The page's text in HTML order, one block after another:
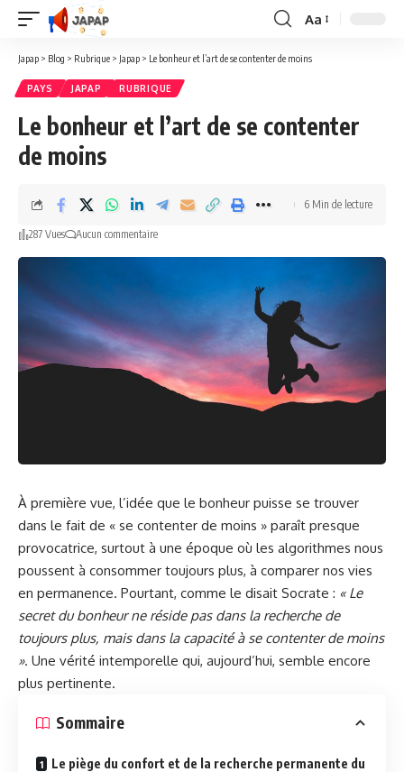
Redimensionner
Aa
Japap > Blog > Rubrique > Japap > Le bonheur et l’art de se contenter de moins
PAYS JAPAP RUBRIQUE
Le bonheur et l’art de se contenter
de moins
287 Vues Aucun commentaire
6 Min de lecture
À première vue, l’idée que le bonheur puisse se trouver
dans le fait de « se contenter de moins » paraît presque
provocatrice, surtout à une époque où les algorithmes nous
poussent à consommer toujours plus, à comparer nos vies
en permanence. Pourtant, comme le disait Socrate : « Le
secret du bonheur ne réside pas dans la recherche de
toujours plus, mais dans la capacité à se contenter de moins
». Une vérité intemporelle qui, aujourd’hui, semble encore
plus pertinente.
Sommaire
Le piège du confort et de la recherche permanente du